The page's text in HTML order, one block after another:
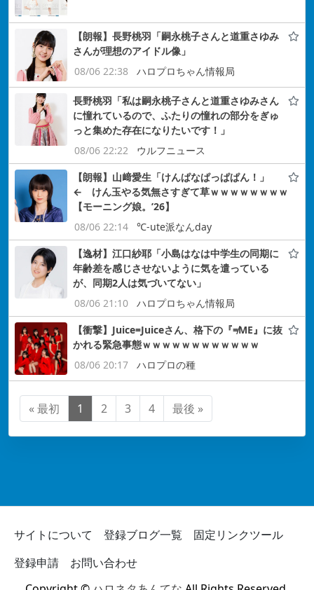
【朗報】長野桃羽「嗣永桃子さんと道重さゆみ
さんが理想のアイドル像」
08/06 22:38
ハロプロちゃん情報局
長野桃羽「私は嗣永桃子さんと道重さゆみさん
に憧れているので、ふたりの憧れの部分をぎゅ
っと集めた存在になりたいです！」
08/06 22:22
ウルフニュース
【朗報】山﨑愛生「けんぱなぱっぱぱん！」
← けん玉やる気無さすぎて草ｗｗｗｗｗｗｗｗ
【モーニング娘。’26】
08/06 22:14
℃-ute派なんday
【逸材】江口紗耶「小島はなは中学生の同期に
年齢差を感じさせないように気を遣っている
が、同期2人は気づいてない」
08/06 21:10
ハロプロちゃん情報局
【衝撃】Juice=Juiceさん、格下の『≠ME』に抜
かれる緊急事態ｗｗｗｗｗｗｗｗｗｗｗｗ
08/06 20:17
ハロプロの種
« 最初 1 2 3 4 最後 »
サイトについて 登録ブログ一覧
固定リンクツール
登録申請
お問い合わせ